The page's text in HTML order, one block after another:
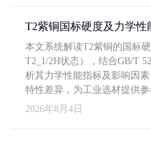
T2紫铜国标硬度及力学性
本文系统解读T2紫铜的国标
T2_1/2H状态），结合GB/T
析其力学性能指标及影响因
特性差异，为工业选材提供参
2026年8月4日